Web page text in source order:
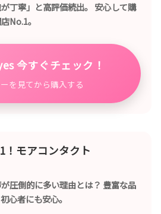
が丁寧」と高評価続出。 安心して購
No.1。
今すぐチェック！
を見てから購入する
！モアコンタクト
が圧倒的に多い理由とは？ 豊富な品
心者にも安心。